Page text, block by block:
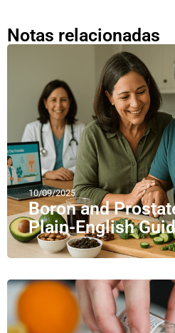
Notas relacionadas
10/09/2025
Boron and
Plain-English